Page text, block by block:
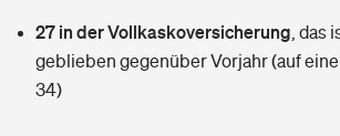
Hochwasser-Check: Wie gefährdet ist Ihr
Handyversicherung
Private Cyberversicherung
Sie haben Fragen?
Rentenrechner: Wie viel Geld bekomme ich
27 in der Vollkaskoversicherung das
geblieben gegenüber Vorjahr (auf
34)